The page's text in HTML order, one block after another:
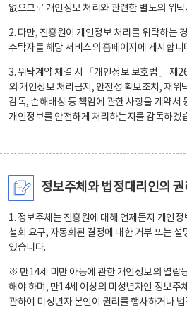
없으므로 개인정보 처리와 관련한 별도의 위
2. 다만, 진흥원이 개인정보 처리를 위탁하는
수탁자를 해당 서비스의 홈페이지에 게시합니
3. 위탁계약 체결 시 「개인정보 보호법」 제
외 개인정보 처리금지, 안전성 확보조치, 재위
감독, 손해배상 등 책임에 관한 사항을 계약서
개인정보를 안전하게 처리하는지를 감독하겠
정보주체와 법정대리인의 권
1. 정보주체는 진흥원에 대해 언제든지 개인정
철회 요구, 자동화된 결정에 대한 거부 또는 설
있습니다.
※ 만14세 미만 아동에 관한 개인정보의 열람
해야 하며, 만14세 이상의 미성년자인 정보주
관하여 미성년자 본인이 권리를 행사하거나